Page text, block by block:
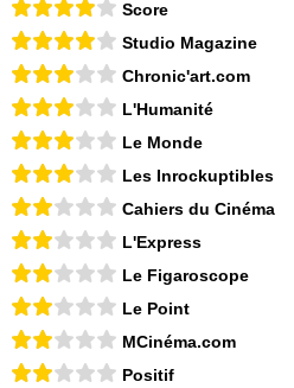
Score
Studio Magazine
Chronic'art.com
L'Humanité
Le Monde
Les Inrockuptibles
Cahiers du Cinéma
L'Express
Le Figaroscope
Le Point
MCinéma.com
Positif